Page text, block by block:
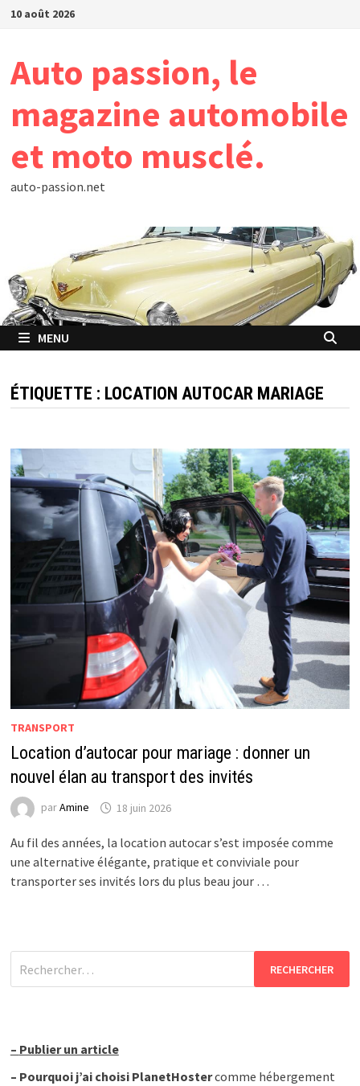
Passer
10 août 2026
Auto passion, le
magazine automobile
et moto musclé.
auto-passion.net
MENU
ÉTIQUETTE : LOCATION AUTOCAR MARIAGE
TRANSPORT
Location d’autocar pour mariage : donner un
nouvel élan au transport des invités
parAmine 18 juin 2026
Au fil des années, la location autocar s’est imposée comme
une alternative élégante, pratique et conviviale pour
transporter ses invités lors du plus beau jour …
– Publier un article
– Pourquoi j’ai choisi PlanetHostercomme hébergement